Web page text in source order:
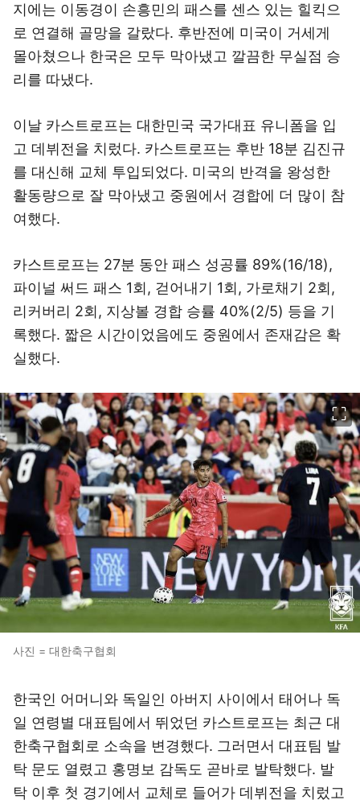
지에는 이동경이 손흥민의 패스를 센스 있는 힐킥으
로 연결해 골망을 갈랐다. 후반전에 미국이 거세게
몰아쳤으나 한국은 모두 막아냈고 깔끔한 무실점 승
리를 따냈다.
이날 카스트로프는 대한민국 국가대표 유니폼을 입
고 데뷔전을 치렀다. 카스트로프는 후반 18분 김진규
를 대신해 교체 투입되었다. 미국의 반격을 왕성한
활동량으로 잘 막아냈고 중원에서 경합에 더 많이 참
여했다.
카스트로프는 27분 동안 패스 성공률 89%(16/18),
파이널 써드 패스 1회, 걷어내기 1회, 가로채기 2회,
리커버리 2회, 지상볼 경합 승률 40%(2/5) 등을 기
록했다. 짧은 시간이었음에도 중원에서 존재감은 확
실했다.
사진 = 대한축구협회
한국인 어머니와 독일인 아버지 사이에서 태어나 독
일 연령별 대표팀에서 뛰었던 카스트로프는 최근 대
한축구협회로 소속을 변경했다. 그러면서 대표팀 발
탁 문도 열렸고 홍명보 감독도 곧바로 발탁했다. 발
탁 이후 첫 경기에서 교체로 들어가 데뷔전을 치렀고